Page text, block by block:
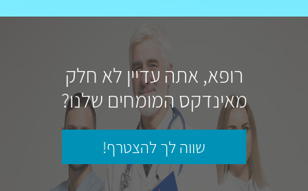
רופא, אתה עדיין לא חלק
מאינדקס המומחים שלנו?
שווה לך להצטרף!